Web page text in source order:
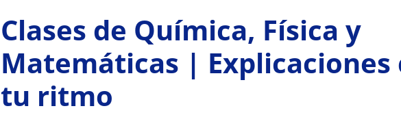
Clases de Química, Física y
Matemáticas | Explicaciones
tu ritmo